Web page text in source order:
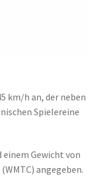
km/h an, der neben
Spielereine
Gewicht von
angegeben.